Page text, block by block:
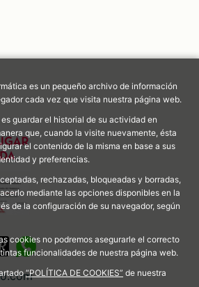
es un pequeño archivo de información
cada vez que visita nuestra página web.
guardar el historial de su actividad en
que, cuando la visite nuevamente, ésta
el contenido de la misma en base a sus
y preferencias.
rechazadas, bloqueadas y borradas,
mediante las opciones disponibles en la
de la configuración de su navegador, según
cookies no podremos asegurarle el correcto
funcionalidades de nuestra página web.
“POLÍTICA DE COOKIES” de nuestra